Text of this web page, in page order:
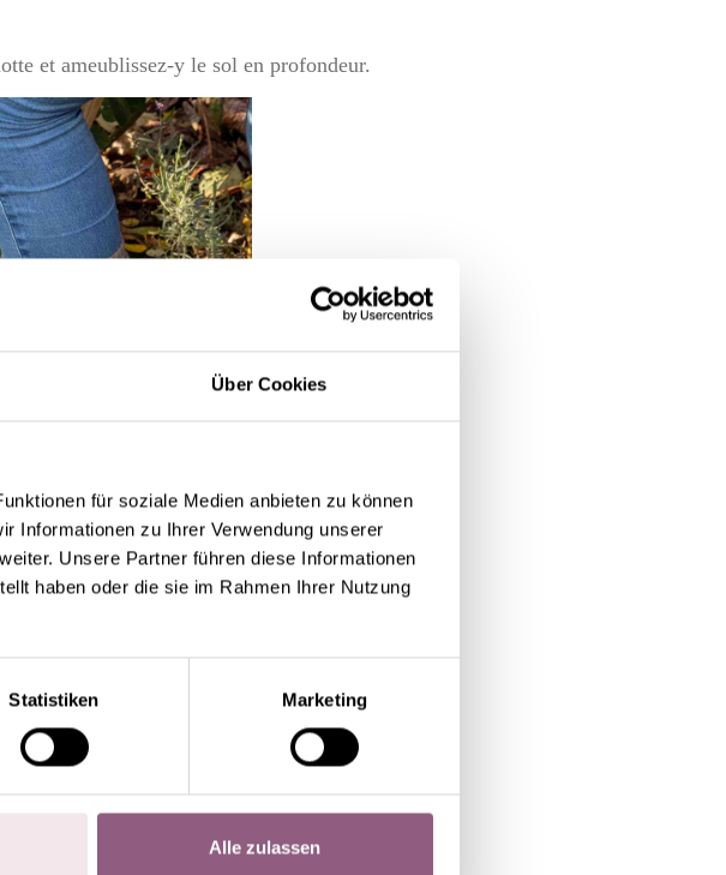
Über Cookies
für soziale Medien anbieten zu können
Informationen zu Ihrer Verwendung unserer
Unsere Partner führen diese Informationen
haben oder die sie im Rahmen Ihrer Nutzung
Statistiken Marketing
Alle zulassen
et ameublissez-y le sol en profondeur.